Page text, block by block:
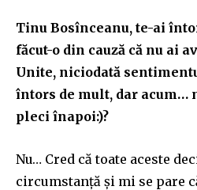
Tinu Bosînceanu, te-ai
făcut-o din cauză că nu ai
Unite, niciodată
întors de mult, dar acum…
pleci înapoi:)?
Nu… Cred că toate aceste
circumstanță și mi se pare